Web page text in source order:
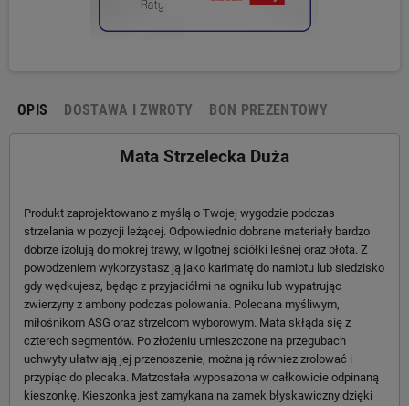
OPIS DOSTAWA I ZWROTY BON PREZENTOWY
Mata Strzelecka Duża
Produkt zaprojektowano z myślą o Twojej wygodzie podczas
strzelania w pozycji leżącej. Odpowiednio dobrane materiały bardzo
dobrze izolują do mokrej trawy, wilgotnej ściółki leśnej oraz błota. Z
powodzeniem wykorzystasz ją jako karimatę do namiotu lub siedzisko
gdy wędkujesz, będąc z przyjaciółmi na ogniku lub wypatrując
zwierzyny z ambony podczas polowania. Polecana myśliwym,
miłośnikom ASG oraz strzelcom wyborowym. Mata skłąda się z
czterech segmentów. Po złożeniu umieszczone na przegubach
uchwyty ułatwiają jej przenoszenie, można ją równiez zrolować i
przypiąc do plecaka. Matzostała wyposażona w całkowicie odpinaną
kieszonkę. Kieszonka jest zamykana na zamek błyskawiczny dzięki